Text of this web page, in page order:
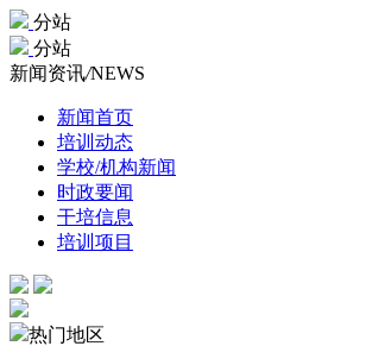
分站
分站
新闻资讯/NEWS
新闻首页
培训动态
学校/机构新闻
时政要闻
干培信息
培训项目
热门地区